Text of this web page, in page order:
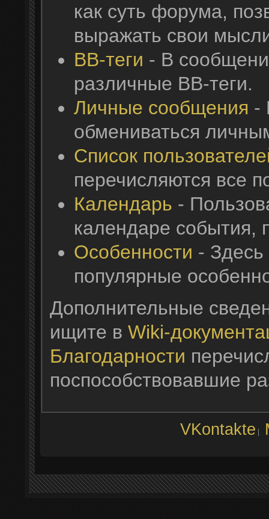
как суть форума,
выражать свои
BB-теги - В
различные BB-теги.
Личные сообщения -
обмениваться
Список
перечисляются все
Календарь -
календаре события,
Особенности - Здесь
популярные
Дополнительные
ищите в Wiki-
Благодарности
поспособствовавшие
VKontakte